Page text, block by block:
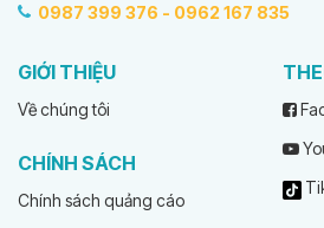
0987 399 376 - 0962 167 835
GIỚI THIỆU
Về chúng tôi
CHÍNH SÁCH
Chính sách quảng cáo